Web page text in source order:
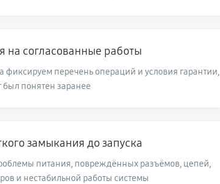
на согласованные работы
фиксируем перечень операций и условия гарантии,
был понятен заранее
замыкания до запуска
питания, повреждённых разъёмов, цепей,
и нестабильной работы системы